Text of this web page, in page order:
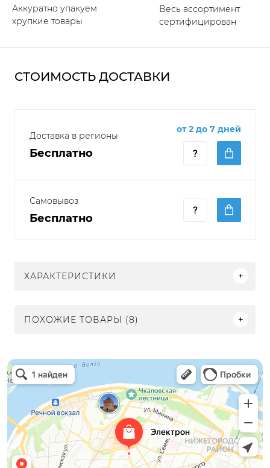
Аккуратно упакуем
хрупкие товары
Весь ассортимент
сертифицирован
СТОИМОСТЬ ДОСТАВКИ
Доставка в регионы
Бесплатно
от 2 до 7 дней
Самовывоз
Бесплатно
ХАРАКТЕРИСТИКИ
ПОХОЖИЕ ТОВАРЫ (8)
Электрон
Светильники в Нижнем Новгороде
Электротехническая продукция в Нижнем Новгороде